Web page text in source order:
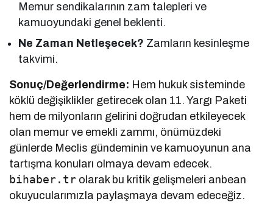
Memur sendikalarının zam talepleri ve
kamuoyundaki genel beklenti.
Ne Zaman Netleşecek? Zamların kesinleşme
takvimi.
Sonuç/Değerlendirme: Hem hukuk sisteminde
köklü değişiklikler getirecek olan 11. Yargı Paketi
hem de milyonların gelirini doğrudan etkileyecek
olan memur ve emekli zammı, önümüzdeki
günlerde Meclis gündeminin ve kamuoyunun ana
tartışma konuları olmaya devam edecek.
bihaber.tr olarak bu kritik gelişmeleri anbean
okuyucularımızla paylaşmaya devam edeceğiz.